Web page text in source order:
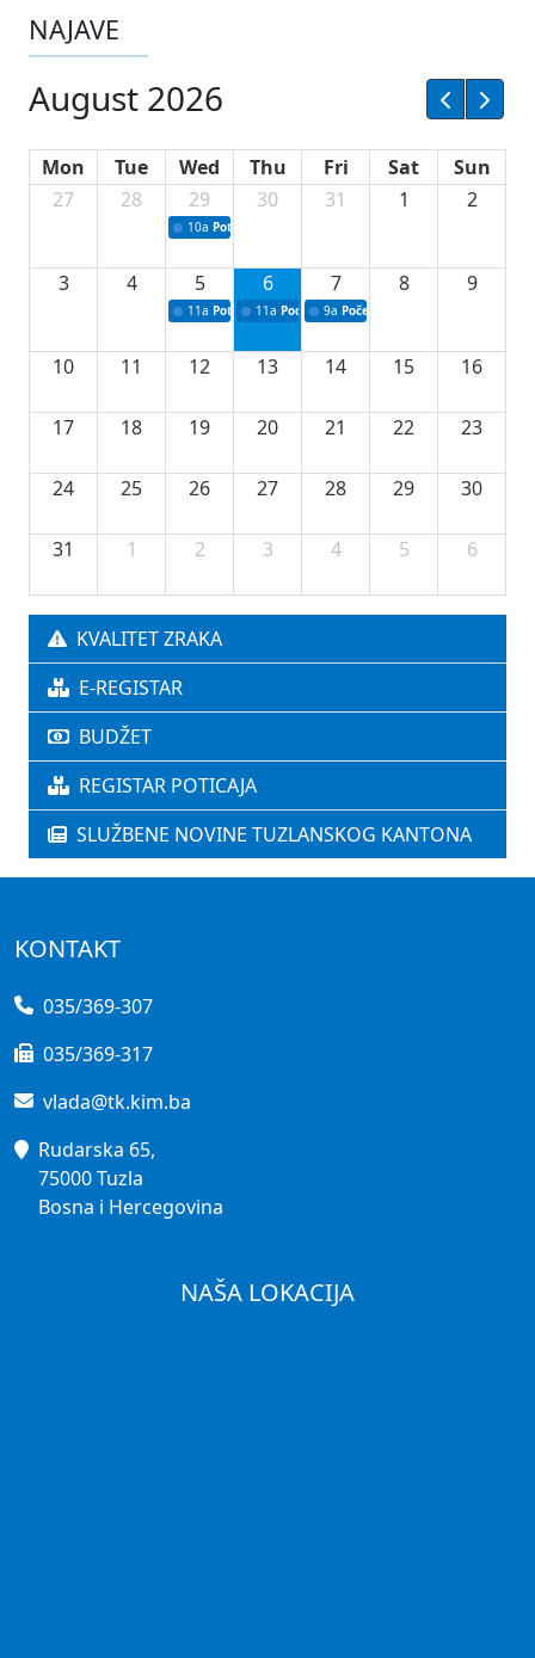
NAJAVE
August 2026
Mon Tue Wed Thu Fri Sat
Sun
27
28 29
10a Potpisivanje ugovora sa neprofitnim
30 31 1 2
3 4 5
11a Potpisivanje ugovora o stipendijama za
6
11a Podrška razvoju vodne infrastrukture u
7
9a Početak izgradnje nove
8 9
10 11 12 13 14 15 16
17 18 19 20 21 22 23
24 25 26 27 28 29 30
31 1 2 3 4 5 6
KVALITET ZRAKA
E-REGISTAR
BUDŽET
REGISTAR POTICAJA
SLUŽBENE NOVINE TUZLANSKOG KANTONA
KONTAKT
035/369-307
035/369-317
vlada@tk.kim.ba
Rudarska 65,
75000 Tuzla
Bosna i Hercegovina
NAŠA LOKACIJA